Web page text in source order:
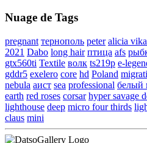
Nuage de Tags
pregnant тернополь peter alicia
2021 Dabo long hair птица afs
gtx560ti Textile волк ts219p e-
gddr5 exelero core hd Poland
nebula аист sea professional белый
earth red roses corsar hyper savage
lighthouse deep micro four thirds
claus mini